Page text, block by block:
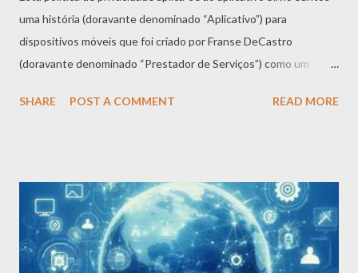
uma história (doravante denominado “Aplicativo”) para
dispositivos móveis que foi criado por Franse DeCastro
(doravante denominado “Prestador de Serviços”) como um
ESTÁ". Coleta e uso de informações O Aplicativo coleta
Aplicativo que você visita, a hora e a data da sua visita, o tempo
gasto nessas páginas - O tempo gasto no aplicativo - O sistema
operacional que você usa no seu dispositivo móvel O Aplicativo
não coleta informações precisas sobre a localização do seu
SHARE POST A COMMENT READ MORE